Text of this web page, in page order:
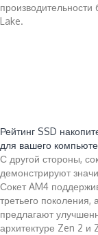
Lake.
Рейтинг SSD
для вашего
С другой стороны,
демонстрируют
Сокет AM4
третьего
предлагают
архитектуре Zen 2 и